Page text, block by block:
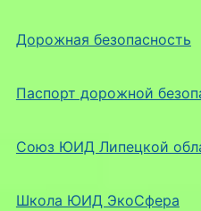
Дорожная безопасность
Паспорт дорожной
Союз ЮИД Липецкой
Школа ЮИД ЭкоСфера